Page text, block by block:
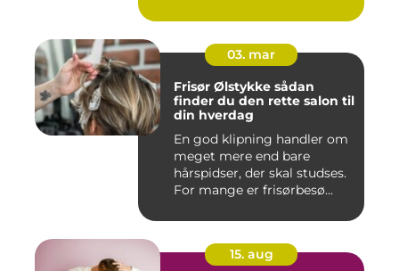
03. mar
Frisør Ølstykke sådan
finder du den rette salon til
din hverdag
En god klipning handler om
meget mere end bare
hårspidser, der skal studses.
For mange er frisørbesø...
15. aug